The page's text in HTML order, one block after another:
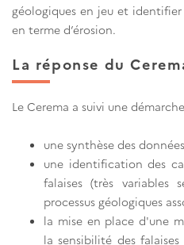
géologiques en jeu et identifier
en terme d’érosion.
La réponse du
Le Cerema a suivi une
une synthèse des
une identification des
falaises (très variables
processus géologiques
la mise en place d'une
la sensibilité des